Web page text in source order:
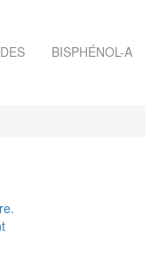
BISPHÉNOL-A